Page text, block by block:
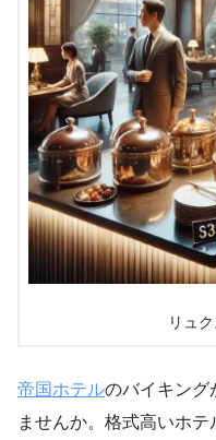
リュ
帝国ホテルのバイキング
ませんか。格式高いホ